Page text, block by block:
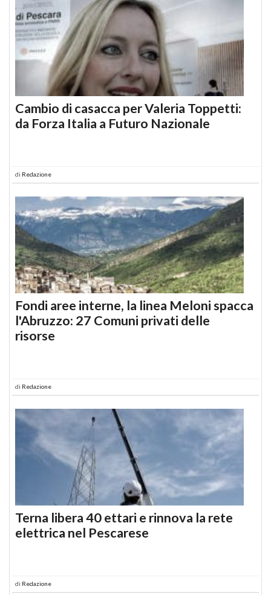
Cambio di casacca per Valeria Toppetti:
da Forza Italia a Futuro Nazionale
di Redazione
Fondi aree interne, la linea Meloni spacca
l'Abruzzo: 27 Comuni privati delle
risorse
di Redazione
Terna libera 40 ettari e rinnova la rete
elettrica nel Pescarese
di Redazione